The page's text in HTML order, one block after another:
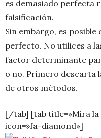
es demasiado perfecta
falsificación.
Sin embargo, es posible
perfecto. No utilices a
factor determinante
o no. Primero descarta
de otros métodos.
[/tab] [tab title=»Mira
icon=»fa-diamond»]